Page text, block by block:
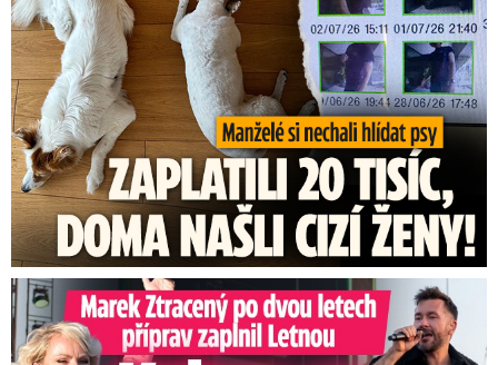
Marek Ztracený na Letné: Pártlová stopla koncert